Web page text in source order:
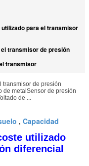
para el transmisor
transmisor de presión
transmisor
transmisor de presión
de metalSensor de presión
de ...
, Capacidad
utilizado
diferencial